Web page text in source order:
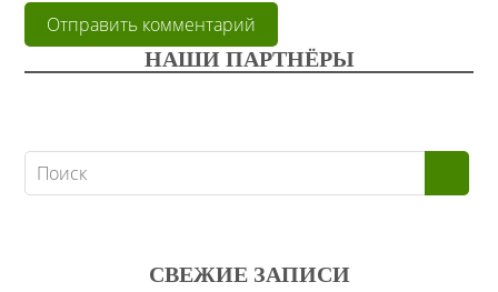
НАШИ ПАРТНЁРЫ
СВЕЖИЕ ЗАПИСИ